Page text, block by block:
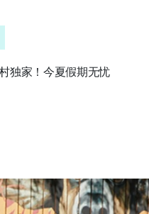
独家！今夏假期无忧